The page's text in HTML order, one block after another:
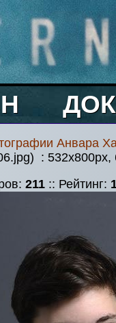
Анвара
: 532x800px,
211 :: Рейтинг: